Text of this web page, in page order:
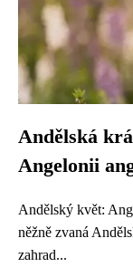
Andělská
Angelonii
Andělský květ:
něžně zvaná
zahrad...